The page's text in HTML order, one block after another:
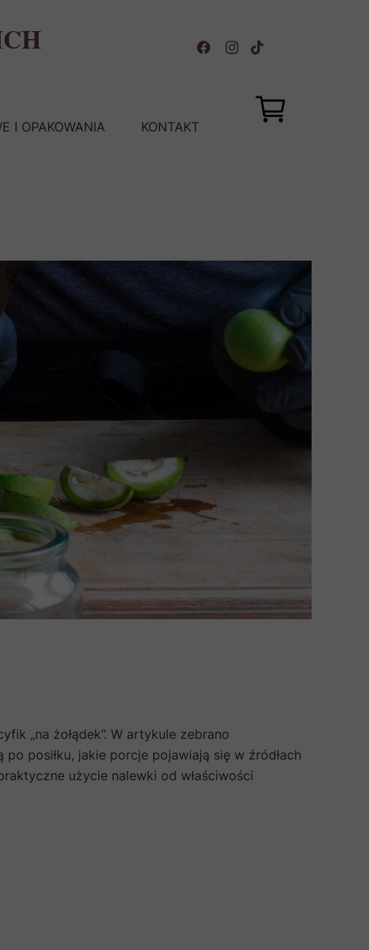
I OPAKOWANIA KONTAKT
„na żołądek”. W artykule zebrano
posiłku, jakie porcje pojawiają się w źródłach
użycie nalewki od właściwości